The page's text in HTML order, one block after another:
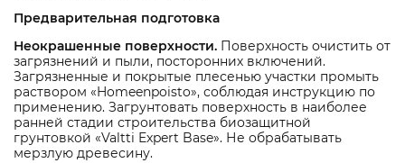
Предварительная подготовка
Неокрашенные поверхности. Поверхность очистить от
загрязнений и пыли, посторонних включений.
Загрязненные и покрытые плесенью участки промыть
раствором «Homeenpoisto», соблюдая инструкцию по
применению. Загрунтовать поверхность в наиболее
ранней стадии строительства биозащитной
грунтовкой «Valtti Expert Base». Не обрабатывать
мерзлую древесину.